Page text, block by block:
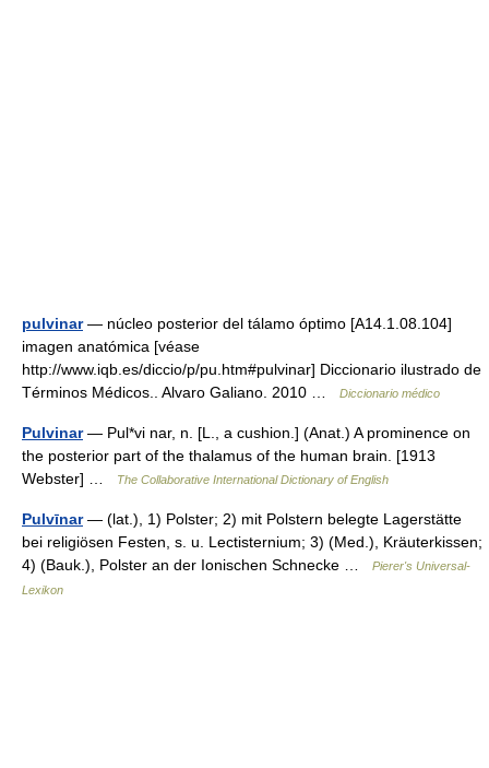
pulvinar— núcleo posterior del tálamo óptimo [A14.1.08.104]
imagen anatómica [véase
http://www.iqb.es/diccio/p/pu.htm#pulvinar] Diccionario ilustrado de
Términos Médicos.. Alvaro Galiano. 2010 …
Diccionario médico
Pulvinar— Pul*vi nar, n. [L., a cushion.] (Anat.) A prominence on
the posterior part of the thalamus of the human brain. [1913
Webster] …
The Collaborative International Dictionary of English
Pulvīnar— (lat.), 1) Polster; 2) mit Polstern belegte Lagerstätte
bei religiösen Festen, s. u. Lectisternium; 3) (Med.), Kräuterkissen;
4) (Bauk.), Polster an der Ionischen Schnecke …
Pierer's Universal-
Lexikon